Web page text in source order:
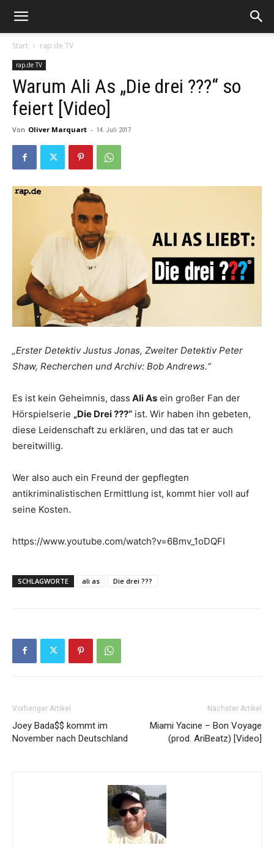
Start rap.de TV
rap.de TV
Warum Ali As „Die drei ???“ so
feiert [Video]
Von Oliver Marquart - 14. Juli 2017
„Erster Detektiv Justus Jonas, Zweiter Detektiv Peter
Shaw, Recherchen und Archiv: Bob Andrews.“
Es ist kein Geheimnis, dass Ali As ein großer Fan der
Hörspielserie „Die Drei ???“ ist. Wir haben ihn gebeten,
diese Leidenschaft zu erklären, und das tat er auch
bereitwillig.
Wer also auch ein Freund der gepflegten
antikriminalistischen Ermittlung ist, kommt hier voll auf
seine Kosten.
https://www.youtube.com/watch?v=6Bmv_1oDQFI
SCHLAGWORTE ali as Die drei ???
Vorheriger Artikel
Joey Bada$$ kommt im
November nach Deutschland
Nächster Artikel
Miami Yacine – Bon Voyage
(prod. AriBeatz) [Video]